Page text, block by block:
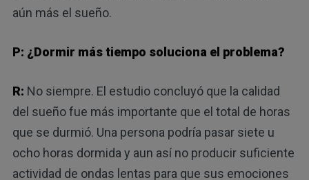
aún más el sueño.
P: ¿Dormir más tiempo soluciona el problema?
R: No siempre. El estudio concluyó que la calidad
del sueño fue más importante que el total de horas
que se durmió. Una persona podría pasar siete u
ocho horas dormida y aun así no producir suficiente
actividad de ondas lentas para que sus emociones